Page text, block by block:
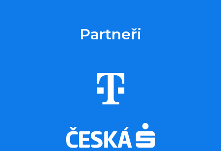
Partneři